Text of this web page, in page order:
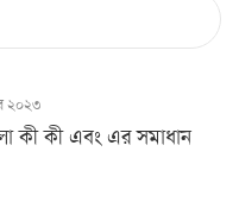
২০২৩
কী কী এবং এর সমাধান